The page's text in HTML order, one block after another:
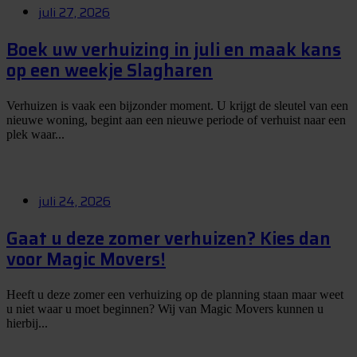
juli 27, 2026
Boek uw verhuizing in juli en maak kans
op een weekje Slagharen
Verhuizen is vaak een bijzonder moment. U krijgt de sleutel van een
nieuwe woning, begint aan een nieuwe periode of verhuist naar een
plek waar...
juli 24, 2026
Gaat u deze zomer verhuizen? Kies dan
voor Magic Movers!
Heeft u deze zomer een verhuizing op de planning staan maar weet
u niet waar u moet beginnen? Wij van Magic Movers kunnen u
hierbij...